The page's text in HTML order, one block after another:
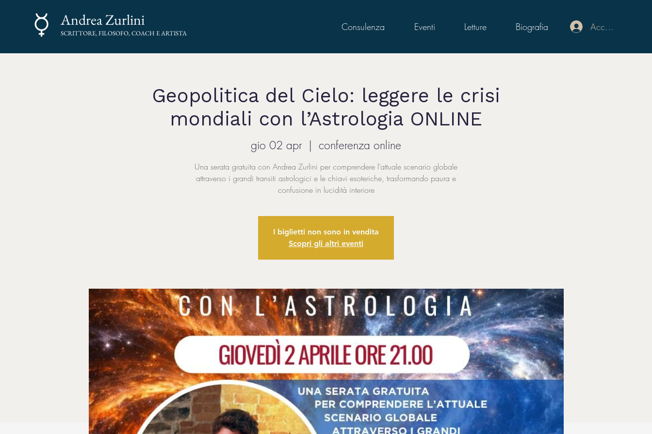
Andrea Zurlini
SCRITTORE, FILOSOFO, COACH E ARTISTA
Consulenza Eventi Letture Biografia Accedi
Geopolitica del Cielo: leggere le crisi
mondiali con l’Astrologia ONLINE
gio 02 apr
  |
conferenza online
Una serata gratuita con Andrea Zurlini per comprendere l’attuale scenario globale
attraverso i grandi transiti astrologici e le chiavi esoteriche, trasformando paura e
confusione in lucidità interiore
I biglietti non sono in vendita
Scopri gli altri eventi